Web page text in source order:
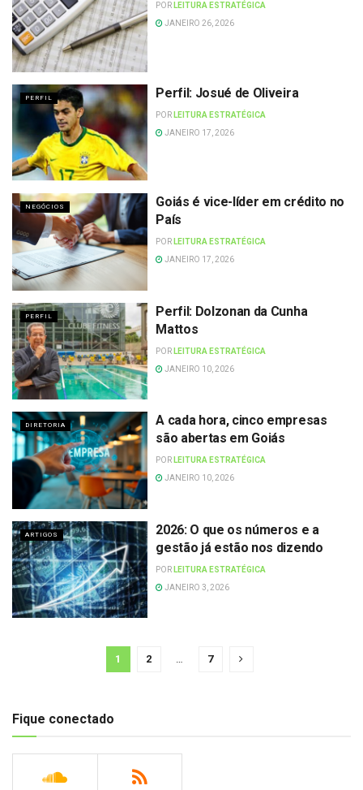
POR LEITURA ESTRATÉGICA
JANEIRO 26, 2026
PERFIL Perfil: Josué de Oliveira
POR LEITURA ESTRATÉGICA
JANEIRO 17, 2026
NEGÓCIOS
Goiás é vice-líder em crédito no
País
POR LEITURA ESTRATÉGICA
JANEIRO 17, 2026
PERFIL
Perfil: Dolzonan da Cunha
Mattos
POR LEITURA ESTRATÉGICA
JANEIRO 10, 2026
DIRETORIA
A cada hora, cinco empresas
são abertas em Goiás
POR LEITURA ESTRATÉGICA
JANEIRO 10, 2026
ARTIGOS
2026: O que os números e a
gestão já estão nos dizendo
POR LEITURA ESTRATÉGICA
JANEIRO 3, 2026
1 2 … 7
Fique conectado